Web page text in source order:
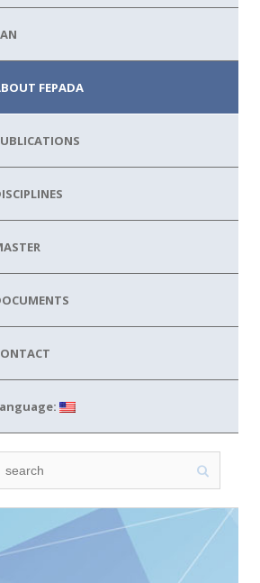
FEPADA